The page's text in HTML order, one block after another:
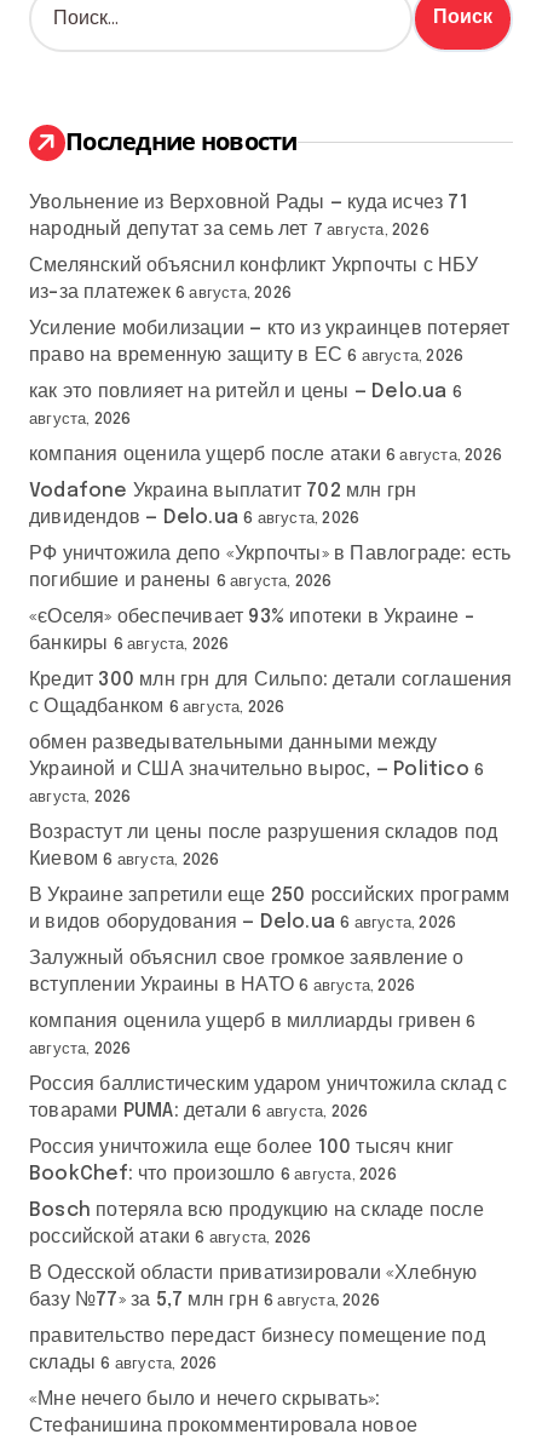
а
:
Последние новости
Увольнение из Верховной Рады — куда исчез 71
народный депутат за семь лет 7 августа, 2026
Смелянский объяснил конфликт Укрпочты с НБУ
из-за платежек 6 августа, 2026
Усиление мобилизации — кто из украинцев потеряет
право на временную защиту в ЕС 6 августа, 2026
как это повлияет на ритейл и цены — Delo.ua 6
августа, 2026
компания оценила ущерб после атаки 6 августа, 2026
Vodafone Украина выплатит 702 млн грн
дивидендов — Delo.ua 6 августа, 2026
РФ уничтожила депо «Укрпочты» в Павлограде: есть
погибшие и ранены 6 августа, 2026
«єОселя» обеспечивает 93% ипотеки в Украине –
банкиры 6 августа, 2026
Кредит 300 млн грн для Сильпо: детали соглашения
с Ощадбанком 6 августа, 2026
обмен разведывательными данными между
Украиной и США значительно вырос, — Politico 6
августа, 2026
Возрастут ли цены после разрушения складов под
Киевом 6 августа, 2026
В Украине запретили еще 250 российских программ
и видов оборудования — Delo.ua 6 августа, 2026
Залужный объяснил свое громкое заявление о
вступлении Украины в НАТО 6 августа, 2026
компания оценила ущерб в миллиарды гривен 6
августа, 2026
Россия баллистическим ударом уничтожила склад с
товарами PUMA: детали 6 августа, 2026
Россия уничтожила еще более 100 тысяч книг
BookChef: что произошло 6 августа, 2026
Bosch потеряла всю продукцию на складе после
российской атаки 6 августа, 2026
В Одесской области приватизировали «Хлебную
базу №77» за 5,7 млн грн 6 августа, 2026
правительство передаст бизнесу помещение под
склады 6 августа, 2026
«Мне нечего было и нечего скрывать»:
Стефанишина прокомментировала новое